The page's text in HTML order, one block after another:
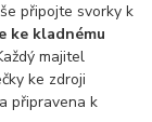
připojte svorky k
ke kladnému
majitel
ke zdroji
připravena k